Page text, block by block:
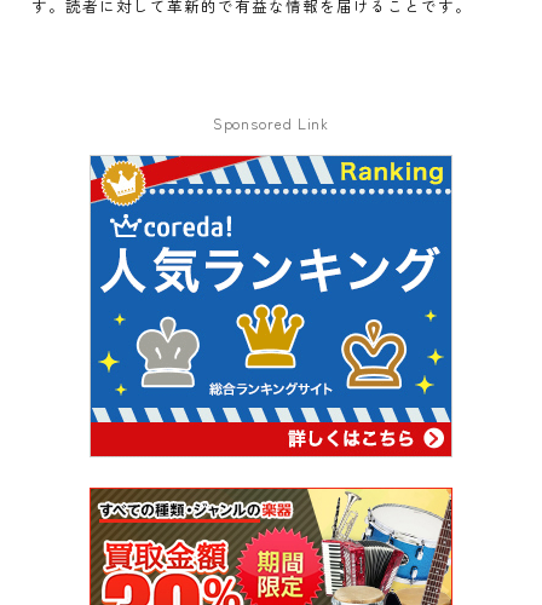
す。読者に対して革新的で有益な情報を届けることです。
Sponsored Link